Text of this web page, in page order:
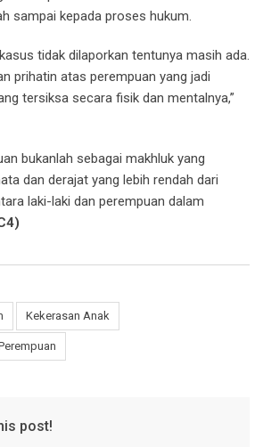
sampai kepada proses hukum.
tidak dilaporkan tentunya masih ada.
prihatin atas perempuan yang jadi
tersiksa secara fisik dan mentalnya,”
bukanlah sebagai makhluk yang
dan derajat yang lebih rendah dari
laki-laki dan perempuan dalam
Kekerasan Anak
post!